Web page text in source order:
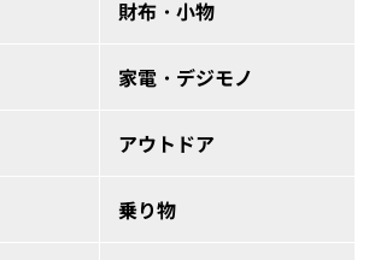
財布・小物
家電・デジモノ
アウトドア
乗り物